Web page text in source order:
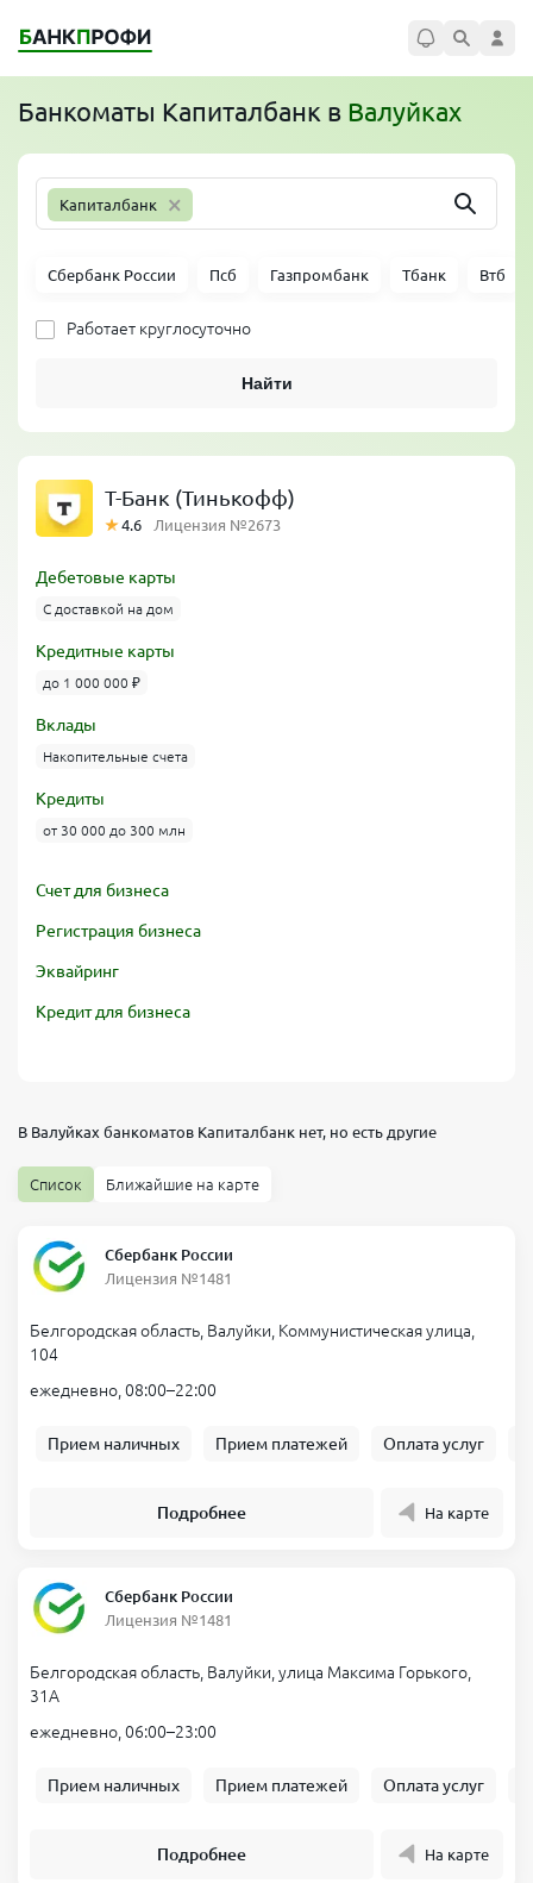
Банкоматы Капиталбанк в Валуйках
Капиталбанк ×
Сбербанк России Псб Газпромбанк Тбанк Втб
Работает круглосуточно
Найти
Т-Банк (Тинькофф)
4.6 Лицензия №2673
Дебетовые карты
С доставкой на дом
Кредитные карты
до 1 000 000 ₽
Вклады
Накопительные счета
Кредиты
от 30 000 до 300 млн
Счет для бизнеса
Регистрация бизнеса
Эквайринг
Кредит для бизнеса
В Валуйках банкоматов Капиталбанк нет, но есть другие
Список Ближайшие на карте
Сбербанк России
Лицензия №1481
Белгородская область, Валуйки, Коммунистическая улица,
104
ежедневно, 08:00–22:00
Прием наличных Прием платежей Оплата услуг
Подробнее На карте
Сбербанк России
Лицензия №1481
Белгородская область, Валуйки, улица Максима Горького,
31А
ежедневно, 06:00–23:00
Прием наличных Прием платежей Оплата услуг
Подробнее На карте